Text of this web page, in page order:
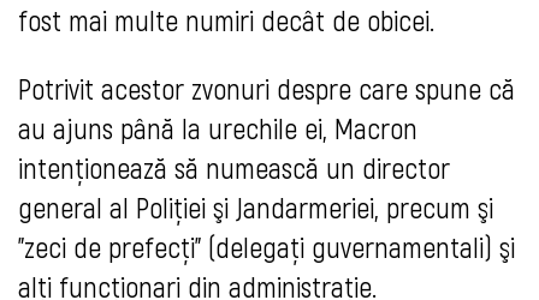
fost mai multe numiri decât de obicei.
Potrivit acestor zvonuri despre care spune că
au ajuns până la urechile ei, Macron
intenţionează să numească un director
general al Poliţiei şi Jandarmeriei, precum şi
"zeci de prefecţi" (delegaţi guvernamentali) şi
alţi funcţionari din administraţie.